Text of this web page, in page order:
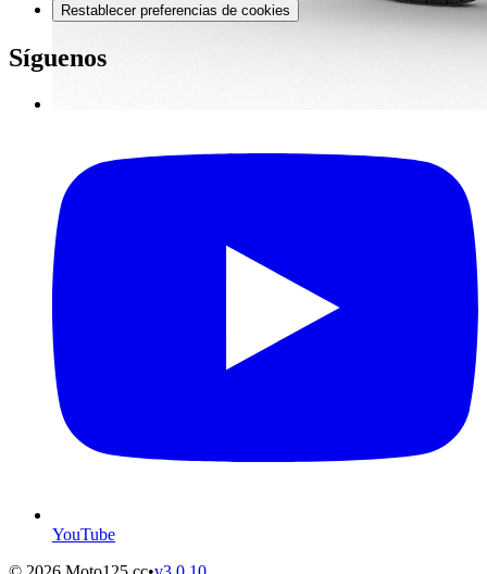
Restablecer preferencias de cookies
Síguenos
YouTube